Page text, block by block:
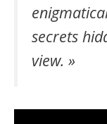
secrets
view. »